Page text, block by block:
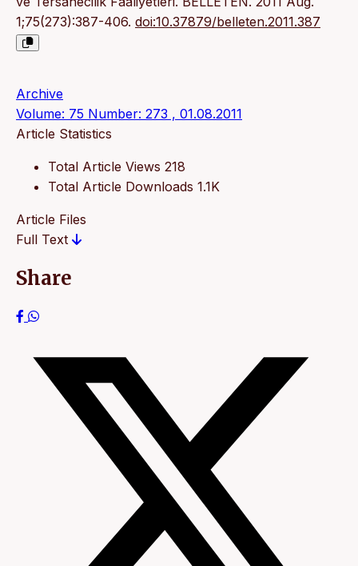
1;75(273):387-406. doi:10.37879/belleten.2011.387
Archive
Volume: 75 Number: 273 , 01.08.2011
Article Statistics
Total Article Views 218
Total Article Downloads 1.1K
Article Files
Full Text
Share